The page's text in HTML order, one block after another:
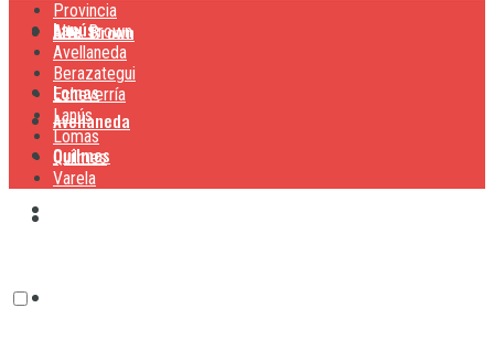
Lanús
Lomas
Quilmes
Alte. Brown
Avellaneda
Provincia
Alte. Brown
Avellaneda
Berazategui
Echeverría
Lanús
Lomas
Quilmes
Varela